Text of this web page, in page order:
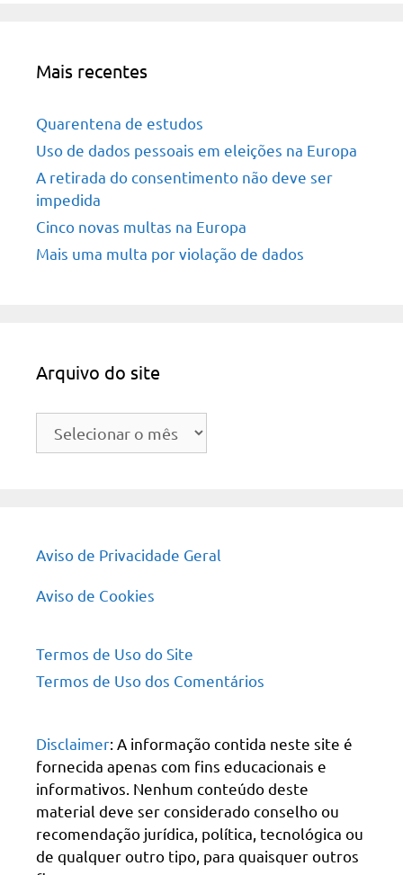
Mais recentes
Quarentena de estudos
Uso de dados pessoais em eleições na Europa
A retirada do consentimento não deve ser
impedida
Cinco novas multas na Europa
Mais uma multa por violação de dados
Arquivo do site
Arquivo
Aviso de Privacidade Geral
Aviso de Cookies
Termos de Uso do Site
Termos de Uso dos Comentários
Disclaimer: A informação contida neste site é
fornecida apenas com fins educacionais e
informativos. Nenhum conteúdo deste
material deve ser considerado conselho ou
recomendação jurídica, política, tecnológica ou
de qualquer outro tipo, para quaisquer outros